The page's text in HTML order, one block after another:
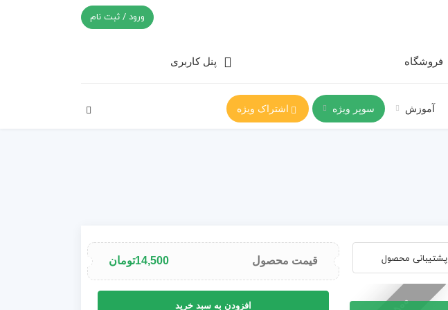
ورود / ثبت نام
فروشگاه پنل کاربری
آموزش سوپر ویژه اشتراک ویژه
پشتیبانی محصول قیمت محصول 14,500تومان
افزودن به سبد خرید